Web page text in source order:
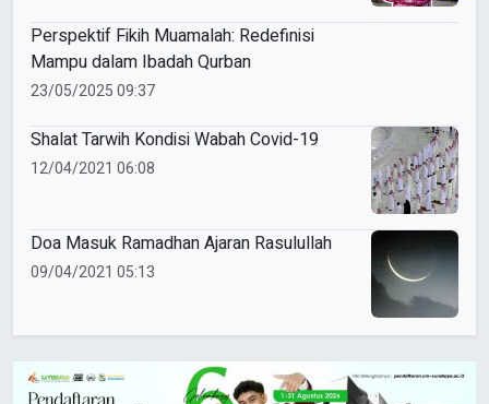
Perspektif Fikih Muamalah: Redefinisi
Mampu dalam Ibadah Qurban
23/05/2025 09:37
Shalat Tarwih Kondisi Wabah Covid-19
12/04/2021 06:08
Doa Masuk Ramadhan Ajaran Rasulullah
09/04/2021 05:13